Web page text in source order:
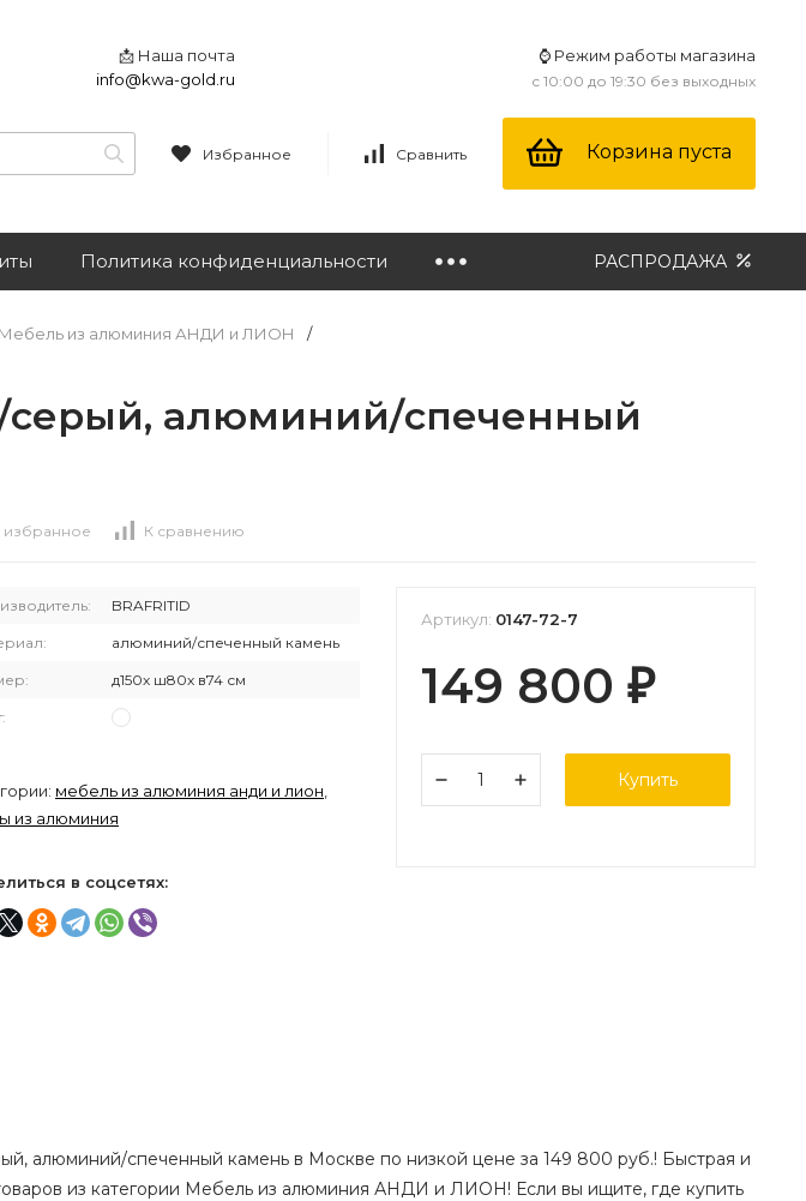
📩 Наша почта
info@kwa-gold.ru
⌚ Режим работы магазина
с 10:00 до 19:30 без выходных
Избранное Сравнить Корзина пуста
Политика конфиденциальности РАСПРОДАЖА
Мебель из алюминия АНДИ и ЛИОН
/
серый, алюминий/спеченный
избранное К сравнению
BRAFRITID
алюминий/спеченный камень
д150х ш80х в74 см
мебель из алюминия анди и лион
из алюминия
в соцсетях:
Артикул: 0147-72-7
149 800 ₽
Купить
алюминий/спеченный камень в Москве по низкой цене за 149 800 руб.! Быстрая и
из категории Мебель из алюминия АНДИ и ЛИОН! Если вы ищите, где купить